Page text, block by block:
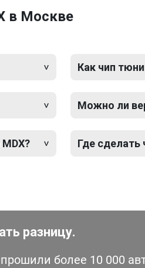
в Москве
Как чип
Можно ли
Где сделать
разницу.
более 10 000